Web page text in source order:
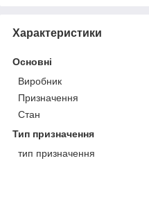
Характеристики
Основні
Виробник
Призначення
Стан
Тип призначення
тип призначення